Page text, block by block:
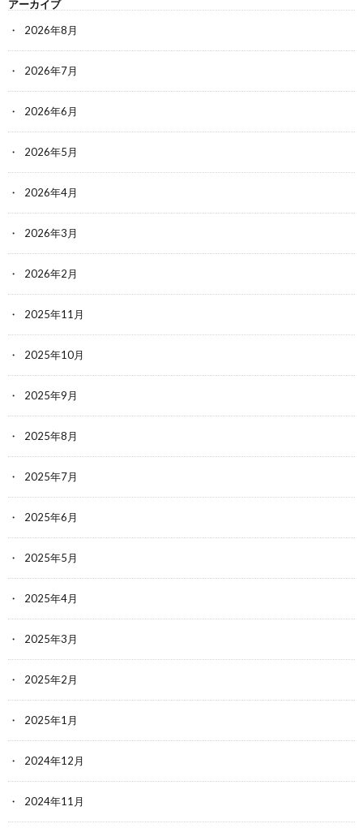
アーカイブ
2026年8月
2026年7月
2026年6月
2026年5月
2026年4月
2026年3月
2026年2月
2025年11月
2025年10月
2025年9月
2025年8月
2025年7月
2025年6月
2025年5月
2025年4月
2025年3月
2025年2月
2025年1月
2024年12月
2024年11月